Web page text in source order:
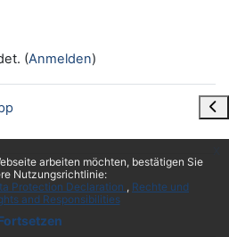
arbeiten möchten, bestätigen Sie
Nutzungsrichtlinie:
Protection Declaration
Rechte und
and Responsibilities
(Anmelden)